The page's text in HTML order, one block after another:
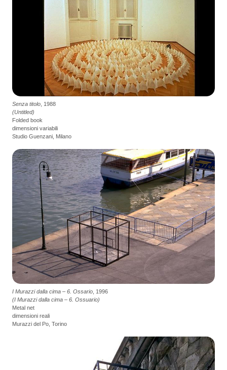
Senza titolo , 1988
(Untitled)
Folded book
dimensioni variabili
Studio Guenzani, Milano
I Murazzi dalla cima – 6. Ossario , 1996
(I Murazzi dalla cima – 6. Ossuario)
Metal net
dimensioni reali
Murazzi del Po, Torino